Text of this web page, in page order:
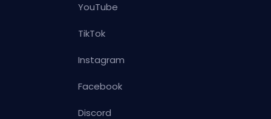
YouTube
TikTok
Instagram
Facebook
Discord